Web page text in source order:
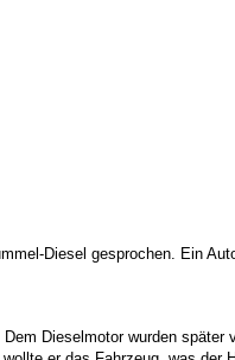
Diesel gesprochen. Ein
Dieselmotor wurden